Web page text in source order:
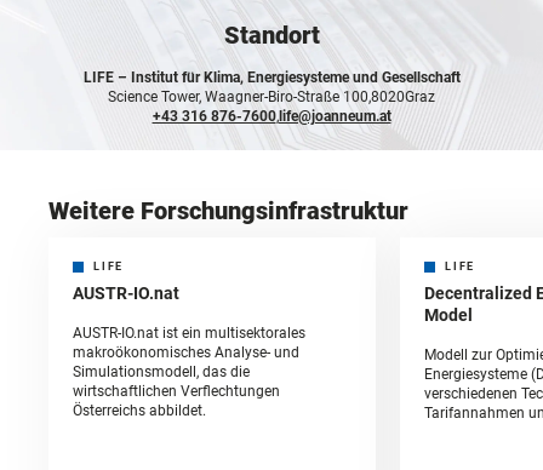
Standort
LIFE – Institut für Klima, Energiesysteme und Gesellschaft
Science Tower, Waagner-Biro-Straße 100,8020Graz
+43 316 876-7600,life@joanneum.at
Weitere Forschungsinfrastruktur
LIFE
AUSTR-IO.nat
AUSTR-IO.nat ist ein multisektorales
makroökonomisches Analyse- und
Simulationsmodell, das die
wirtschaftlichen Verflechtungen
Österreichs abbildet.
LIFE
Decentralized
Model
Modell zur
Energiesysteme
verschiedenen
Tarifannahmen